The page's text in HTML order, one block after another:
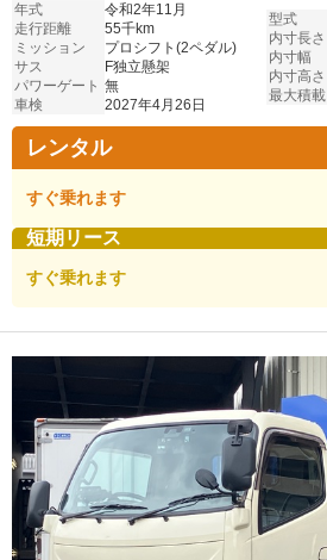
年式
令和2年11月
走行距離
55千km
ミッション
プロシフト(2ペダル)
サス
F独立懸架
パワーゲート 無
車検
2027年4月26日
型式
内寸長さ
内寸幅
内寸高さ
最大積載
レンタル
すぐ乗れます
短期リース
すぐ乗れます